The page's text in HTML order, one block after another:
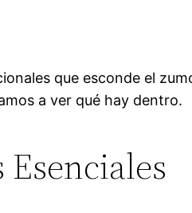
que esconde el
a ver qué hay dentro.